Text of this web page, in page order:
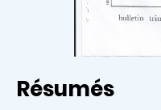
Résumés